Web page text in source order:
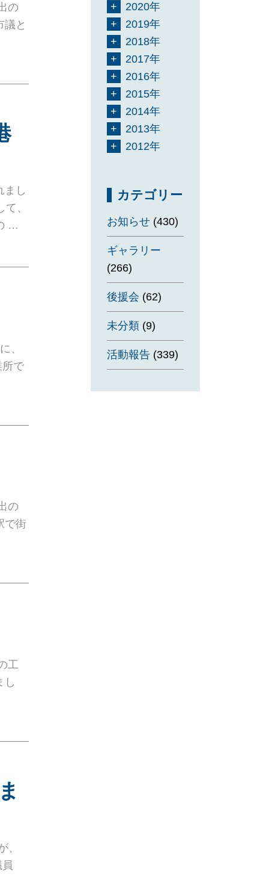
の
議と
まし
、
…
、
所で
の
で街
工
し
、
2020年
2019年
2018年
2017年
2016年
2015年
2014年
2013年
2012年
カテゴリー
お知らせ (430)
ギャラリー
(266)
後援会 (62)
未分類 (9)
活動報告 (339)